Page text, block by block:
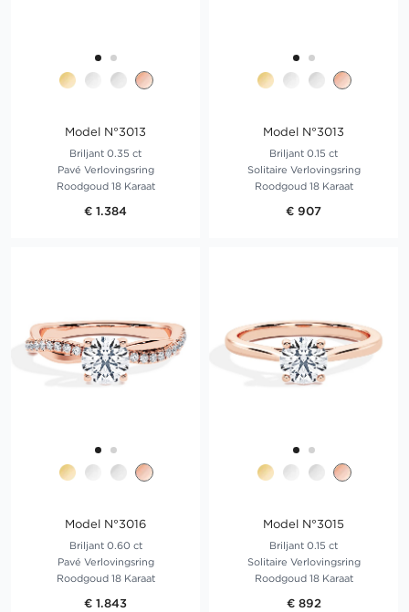
Model N°3013
Briljant 0.35 ct
Pavé Verlovingsring
Roodgoud 18 Karaat
€ 1.384
Model N°3013
Briljant 0.15 ct
Solitaire Verlovingsring
Roodgoud 18 Karaat
€ 907
Model N°3016
Briljant 0.60 ct
Pavé Verlovingsring
Roodgoud 18 Karaat
€ 1.843
Model N°3015
Briljant 0.15 ct
Solitaire Verlovingsring
Roodgoud 18 Karaat
€ 892